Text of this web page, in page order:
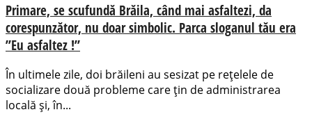
Primare, se scufundă Brăila, când mai asfaltezi, da
corespunzător, nu doar simbolic. Parca sloganul tău era
”Eu asfaltez !”
În ultimele zile, doi brăileni au sesizat pe rețelele de
socializare două probleme care țin de administrarea
locală și, în...